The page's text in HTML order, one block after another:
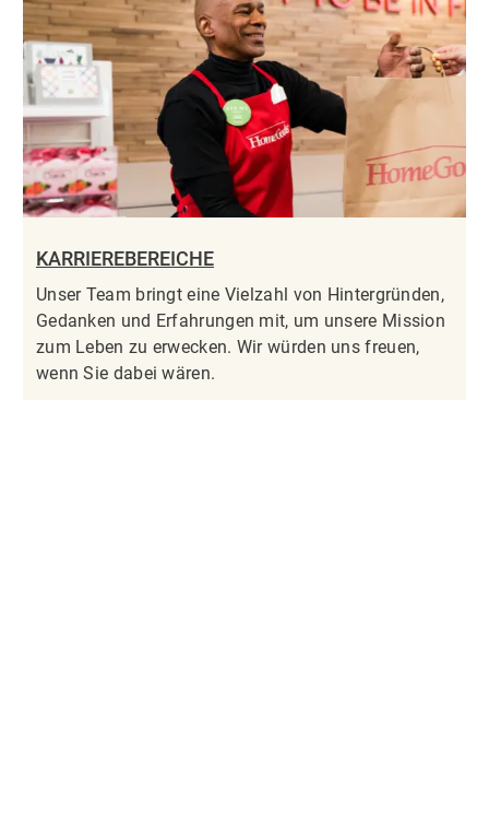
KARRIEREBEREICHE
Unser Team bringt eine Vielzahl von Hintergründen,
Gedanken und Erfahrungen mit, um unsere Mission
zum Leben zu erwecken. Wir würden uns freuen,
wenn Sie dabei wären.